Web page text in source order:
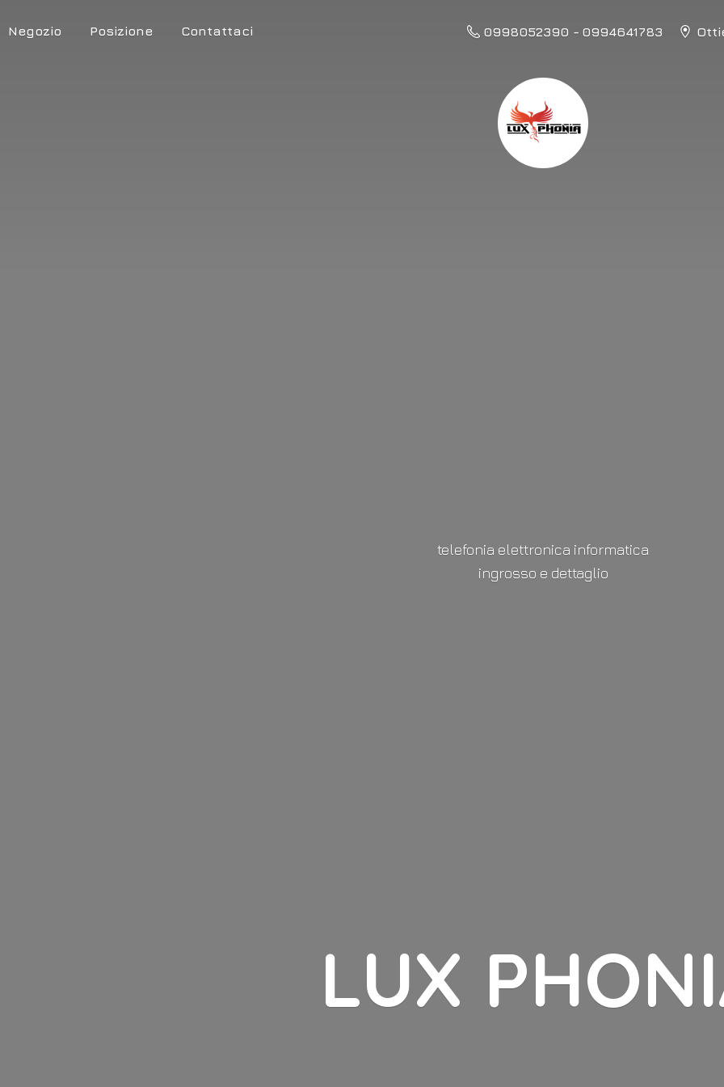
Negozio Posizione Contattaci 0998052390 - 0994641783
LUX
telefonia elettronica informatica
ingrosso e dettaglio